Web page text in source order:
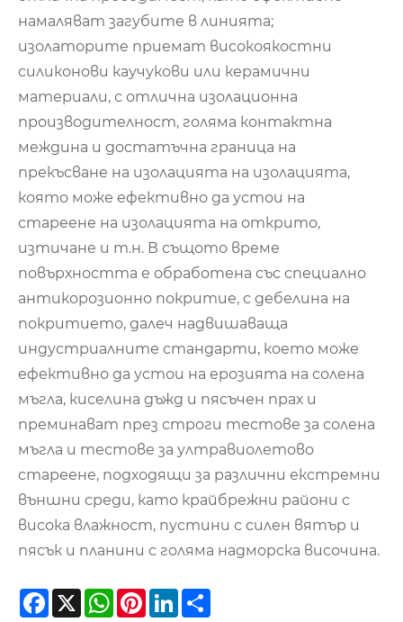
намаляват загубите в линията;
изолаторите приемат високоякостни
силиконови каучукови или керамични
материали, с отлична изолационна
производителност, голяма контактна
междина и достатъчна граница на
прекъсване на изолацията на изолацията,
която може ефективно да устои на
стареене на изолацията на открито,
изтичане и т.н. В същото време
повърхността е обработена със специално
антикорозионно покритие, с дебелина на
покритието, далеч надвишаваща
индустриалните стандарти, което може
ефективно да устои на ерозията на солена
мъгла, киселина дъжд и пясъчен прах и
преминават през строги тестове за солена
мъгла и тестове за ултравиолетово
стареене, подходящи за различни екстремни
външни среди, като крайбрежни райони с
висока влажност, пустини с силен вятър и
пясък и планини с голяма надморска височина.
Facebook
X WhatsApp
PinterestLinkedIn